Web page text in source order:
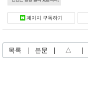
페이지 구독하기
목록 본문 △